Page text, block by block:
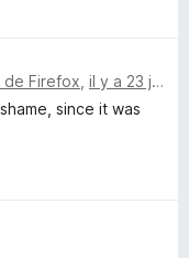
de Firefox il y a 23 jours
since it was